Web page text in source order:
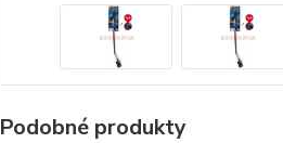
Podobné produkty